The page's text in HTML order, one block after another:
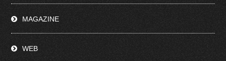
MAGAZINE
WEB